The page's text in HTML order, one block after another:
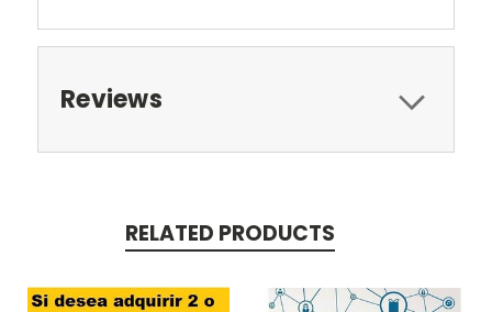
Reviews
RELATED PRODUCTS